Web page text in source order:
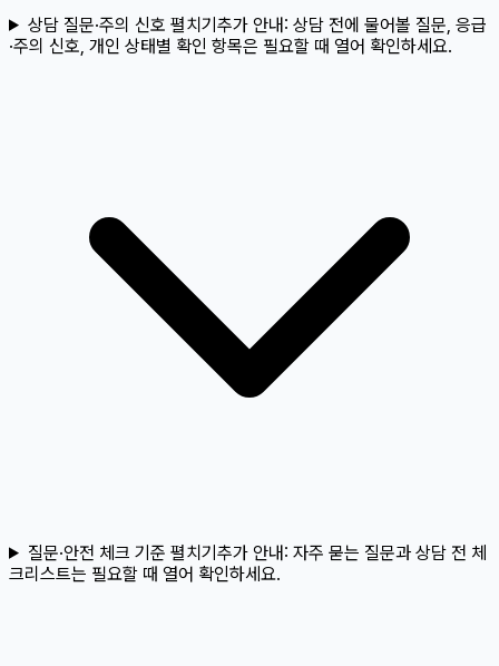
상담 질문·주의 신호 펼치기추가 안내: 상담 전에 물어볼 질문, 응급
·주의 신호, 개인 상태별 확인 항목은 필요할 때 열어 확인하세요.
질문·안전 체크 기준 펼치기추가 안내: 자주 묻는 질문과 상담 전 체
크리스트는 필요할 때 열어 확인하세요.